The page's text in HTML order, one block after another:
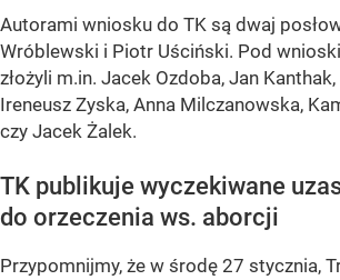
Autorami wniosku do TK są dwaj
Wróblewski i Piotr Uściński. Pod
złożyli m.in. Jacek Ozdoba, Jan
Ireneusz Zyska, Anna Milczanowska,
czy Jacek Żalek.
TK publikuje wyczekiwane
do orzeczenia ws. aborcji
Przypomnijmy, że w środę 27 stycznia,